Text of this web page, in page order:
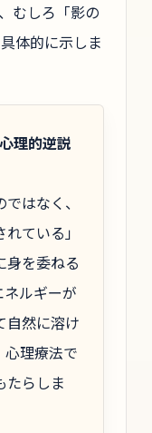
むしろ「影の
体的に示しま
理的逆説
はなく、
ている」
身を委ねる
ルギーが
自然に溶け
理療法で
たらしま